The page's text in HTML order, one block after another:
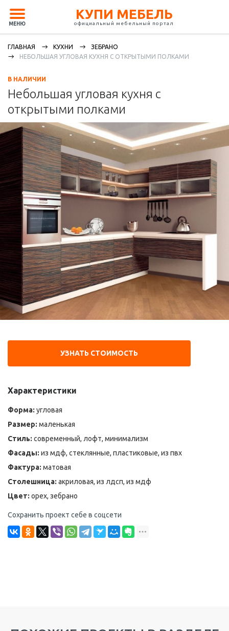
МЕНЮ
КУПИ МЕБЕЛЬ
официальный мебельный портал
ГЛАВНАЯ КУХНИ
ЗЕБРАНО
НЕБОЛЬШАЯ УГЛОВАЯ КУХНЯ С ОТКРЫТЫМИ ПОЛКАМИ
В НАЛИЧИИ
Небольшая угловая кухня с
открытыми полками
УЗНАТЬ СТОИМОСТЬ
Характеристики
Форма: угловая
Размер: маленькая
Стиль: современный, лофт, минимализм
Фасады: из мдф, стеклянные, пластиковые, из пвх
Фактура: матовая
Столешница: акриловая, из лдсп, из мдф
Цвет: орех, зебрано
Сохранить проект себе в соцсети